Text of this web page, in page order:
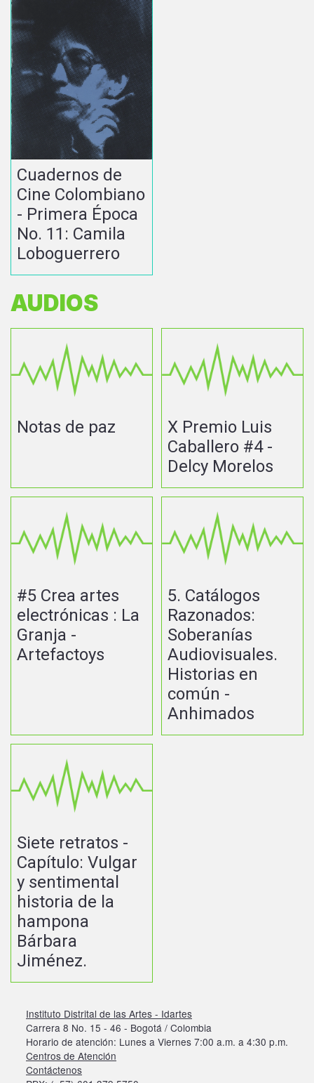
Cuadernos de
Cine Colombiano
- Primera Época
No. 11: Camila
Loboguerrero
AUDIOS
Notas de paz
X Premio Luis
Caballero #4 -
Delcy Morelos
#5 Crea artes
electrónicas : La
Granja -
Artefactoys
5. Catálogos
Razonados:
Soberanías
Audiovisuales.
Historias en
común -
Anhimados
Siete retratos -
Capítulo: Vulgar
y sentimental
historia de la
hampona
Bárbara
Jiménez.
Instituto Distrital de las Artes - Idartes
Carrera 8 No. 15 - 46 - Bogotá / Colombia
Horario de atención: Lunes a Viernes 7:00 a.m. a 4:30 p.m.
Centros de Atención
Contáctenos